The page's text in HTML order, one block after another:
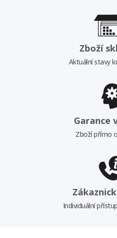
Zboží
Aktuální stavy
Garance
Zboží přímo
Individuální